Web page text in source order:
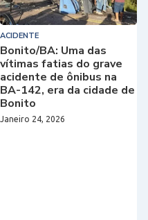
ACIDENTE
Bonito/BA: Uma das
vítimas fatias do grave
acidente de ônibus na
BA-142, era da cidade de
Bonito
Janeiro 24, 2026